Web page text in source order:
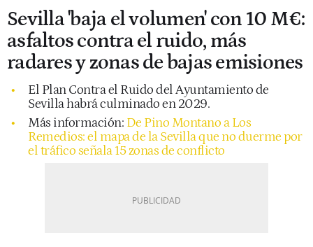
Sevilla 'baja el volumen' con 10 M€:
asfaltos contra el ruido, más
radares y zonas de bajas emisiones
El Plan Contra el Ruido del Ayuntamiento de
Sevilla habrá culminado en 2029.
Más información: De Pino Montano a Los
Remedios: el mapa de la Sevilla que no duerme por
el tráfico señala 15 zonas de conflicto